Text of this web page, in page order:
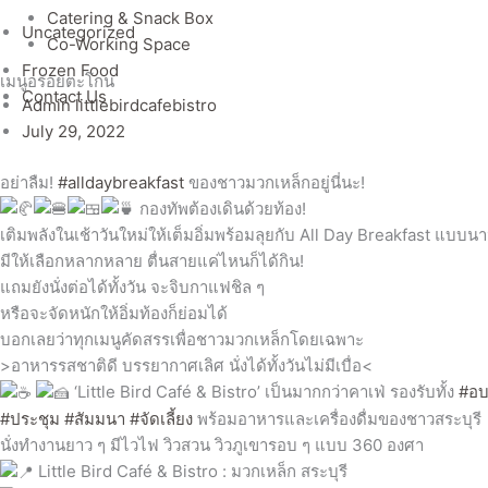
Catering & Snack Box
Co-Working Space
Frozen Food
Contact Us
Uncategorized
เมนูอร่อยตะโกน
Admin littlebirdcafebistro
July 29, 2022
อย่าลืม! #alldaybreakfast ของชาวมวกเหล็กอยู่นี่นะ!
กองทัพต้องเดินด้วยท้อง!
เติมพลังในเช้าวันใหม่ให้เต็มอิ่มพร้อมลุยกับ All Day Breakfast แบบน
มีให้เลือกหลากหลาย ตื่นสายแค่ไหนก็ได้กิน!
แถมยังนั่งต่อได้ทั้งวัน จะจิบกาแฟชิล ๆ
หรือจะจัดหนักให้อิ่มท้องก็ย่อมได้
บอกเลยว่าทุกเมนูคัดสรรเพื่อชาวมวกเหล็กโดยเฉพาะ
>อาหารรสชาติดี บรรยากาศเลิศ นั่งได้ทั้งวันไม่มีเบื่อ<
‘Little Bird Café & Bistro’ เป็นมากกว่าคาเฟ่ รองรับทั้ง #อ
#ประชุม #สัมมนา #จัดเลี้ยง พร้อมอาหารและเครื่องดื่มของชาวสระบุรี
นั่งทำงานยาว ๆ มีไวไฟ วิวสวน วิวภูเขารอบ ๆ แบบ 360 องศา
Little Bird Café & Bistro : มวกเหล็ก สระบุรี